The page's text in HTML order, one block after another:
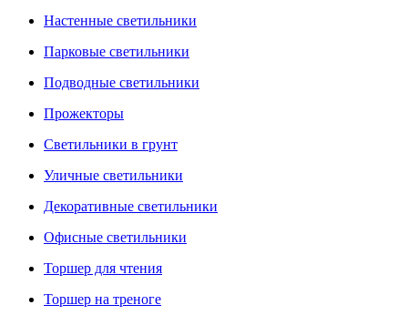
Настенные светильники
Парковые светильники
Подводные светильники
Прожекторы
Светильники в грунт
Уличные светильники
Декоративные светильники
Офисные светильники
Торшер для чтения
Торшер на треноге